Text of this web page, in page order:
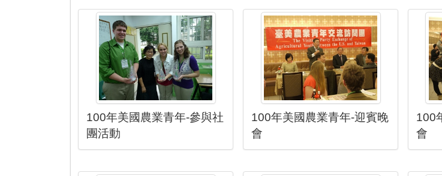
100年美國農業青年-參與社
團活動
100年美國農業青年-迎賓晚
會
100
會